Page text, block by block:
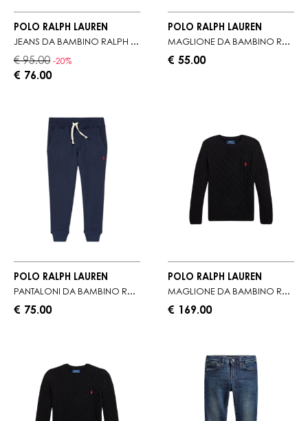
POLO RALPH LAUREN
JEANS DA BAMBINO RALPH LAUREN CON PASSANTI PER CINTURA
€ 95.00 -20%
€ 76.00
POLO RALPH LAUREN
MAGLIONE DA BAMBINO RALPH LAUREN IN JERSEY DI COTONE
€ 55.00
POLO RALPH LAUREN
PANTALONI DA BAMBINO RALPH LAUREN DA JOGGING
€ 75.00
POLO RALPH LAUREN
MAGLIONE DA BAMBINO RALPH LAUREN A TRECCE
€ 169.00